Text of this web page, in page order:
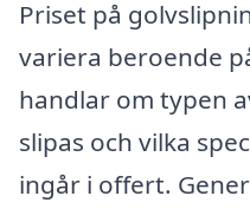
Priset på
variera beroende
handlar om typen
slipas och vilka
ingår i offert.